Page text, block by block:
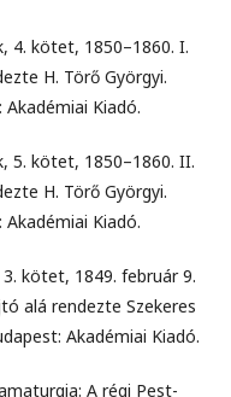
4. kötet, 1850–1860. I.
H. Törő Györgyi.
Kiadó.
5. kötet, 1850–1860. II.
H. Törő Györgyi.
Kiadó.
3. kötet, 1849. február 9.
alá rendezte Szekeres
Akadémiai Kiadó.
A régi Pest-